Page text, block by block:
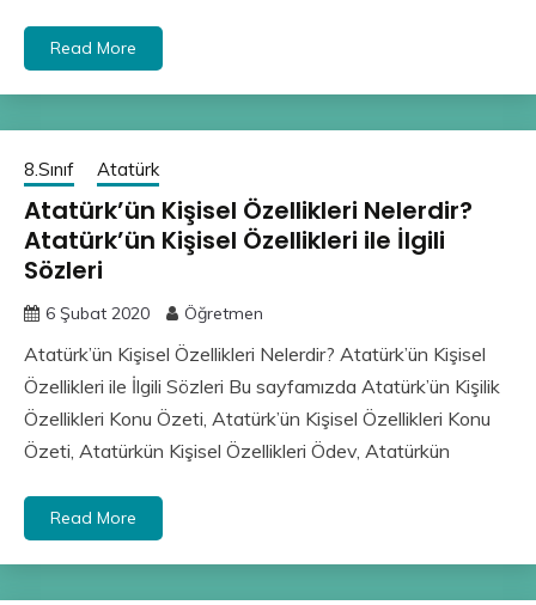
Read More
8.Sınıf Atatürk
Atatürk’ün Kişisel Özellikleri Nelerdir?
Atatürk’ün Kişisel Özellikleri ile İlgili
Sözleri
6 Şubat 2020 Öğretmen
Atatürk’ün Kişisel Özellikleri Nelerdir? Atatürk’ün Kişisel
Özellikleri ile İlgili Sözleri Bu sayfamızda Atatürk’ün Kişilik
Özellikleri Konu Özeti, Atatürk’ün Kişisel Özellikleri Konu
Özeti, Atatürkün Kişisel Özellikleri Ödev, Atatürkün
Read More